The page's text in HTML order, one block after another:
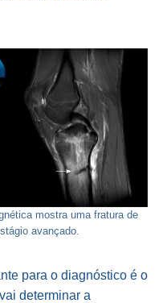
mostra uma fratura de
avançado.
para o diagnóstico é o
determinar a